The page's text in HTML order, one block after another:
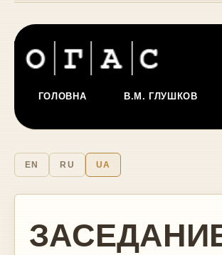
ГОЛОВНА В.М. ГЛУШКОВ
EN RU UA